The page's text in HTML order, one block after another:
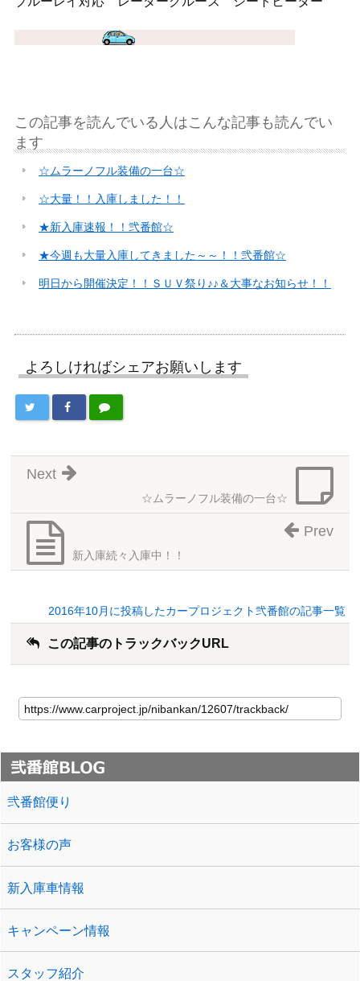
この記事を読んでいる人はこんな記事も読んでい
ます
☆ムラーノフル装備の一台☆
☆大量！！入庫しました！！
★新入庫速報！！弐番館☆
★今週も大量入庫してきました～～！！弐番館☆
明日から開催決定！！ＳＵＶ祭り♪♪＆大事なお知らせ！！
よろしければシェアお願いします
☆ムラーノフル装備の一台☆
Next
新入庫続々入庫中！！
Prev
2016年10月に投稿したカープロジェクト弐番館の記事一覧
この記事のトラックバックURL
弐番館便り
お客様の声
新入庫車情報
キャンペーン情報
スタッフ紹介